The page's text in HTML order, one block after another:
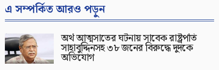
এ সম্পর্কিত আরও পড়ুন
অর্থ আত্মসাতের ঘটনায় সাবেক রাষ্ট্রপতি
সাহাবুদ্দিনসহ ৩৮ জনের বিরুদ্ধে দুদকে
অভিযোগ